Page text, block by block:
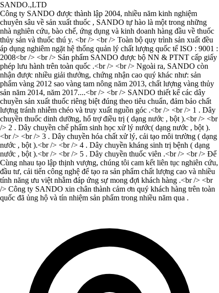
SANDO.,LTD
Công ty SANDO được thành lập 2004, nhiều năm kinh nghiệm
chuyên sâu về sản xuất thuốc , SANDO tự hào là một trong những
nhà nghiên cứu, bào chế, ứng dụng và kinh doanh hàng đầu về thuốc
thủy sản và thuốc thú y. <br /> <br /> Toàn bộ quy trình sản xuất đều
áp dụng nghiêm ngặt hệ thống quản lý chất lượng quốc tế ISO : 9001 :
2008<br /> <br /> Sản phẩm SANDO được bộ NN & PTNT cấp giấy
phép lưu hành trên toàn quốc .<br /> <br /> Ngoài ra, SANDO còn
nhận được nhiều giải thưởng, chứng nhận cao quý khác như: sản
phẩm vàng 2012 sao vàng tam nông năm 2013, chất lượng vàng thủy
sản năm 2014, năm 2017....<br /> <br /> SANDO thiết kế các dây
chuyền sản xuất thuốc riêng biệt đúng theo tiêu chuẩn, đảm bảo chất
lượng tránh nhiễm chéo và truy xuất nguồn góc .<br /> <br /> 1 . Dây
chuyền thuốc dinh dưỡng, hổ trợ điều trị ( dạng nước , bột ).<br /> <br
/> 2 . Dây chuyền chế phẩm sinh học xử lý nước( dạng nước , bột ).
<br /> <br /> 3 . Dây chuyền hóa chất xử lý, cải tạo môi trường ( dạng
nước , bột ).<br /> <br /> 4 . Dây chuyền kháng sinh trị bệnh ( dạng
nước , bột ).<br /> <br /> 5 . Dây chuyền thuốc viên .<br /> <br /> Để
Cùng nhau tạo lập thịnh vượng, chúng tôi cam kết liên tục nghiên cứu,
đầu tư, cải tiến công nghệ để tạo ra sản phẩm chất lượng cao và nhiều
tính năng ưu việt nhằm đáp ứng sự mong đợi khách hàng .<br /> <br
/> Công ty SANDO xin chân thành cảm ơn quý khách hàng trên toàn
quốc đã ủng hộ và tín nhiệm sản phẩm trong nhiều năm qua .